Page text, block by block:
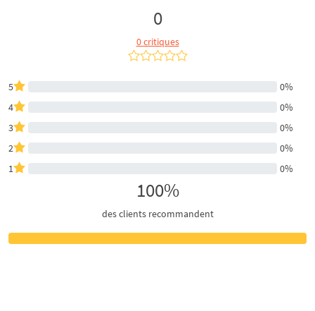
0
0 critiques
5
0%
4
0%
3
0%
2
0%
1
0%
100%
des clients recommandent